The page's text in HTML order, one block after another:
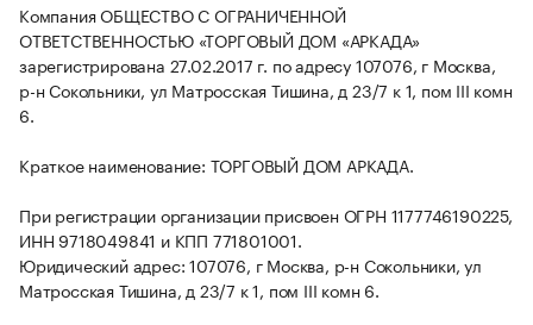
Компания ОБЩЕСТВО С ОГРАНИЧЕННОЙ
ОТВЕТСТВЕННОСТЬЮ «ТОРГОВЫЙ ДОМ «АРКАДА»
зарегистрирована 27.02.2017 г. по адресу 107076, г Москва,
р-н Сокольники, ул Матросская Тишина, д 23/7 к 1, пом III комн
6.
Краткое наименование: ТОРГОВЫЙ ДОМ АРКАДА.
При регистрации организации присвоен ОГРН 1177746190225,
ИНН 9718049841 и КПП 771801001.
Юридический адрес: 107076, г Москва, р-н Сокольники, ул
Матросская Тишина, д 23/7 к 1, пом III комн 6.